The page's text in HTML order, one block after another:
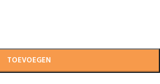
TOEVOEGEN